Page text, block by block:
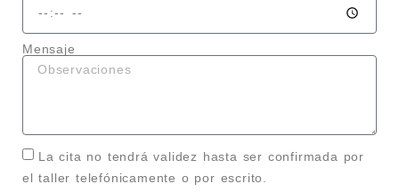
Mensaje
La cita no tendrá validez hasta ser confirmada por
el taller telefónicamente o por escrito.